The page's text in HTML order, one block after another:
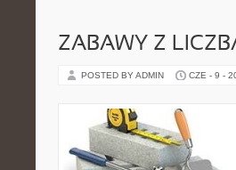
ZABAWY Z
POSTED BY ADMIN CZE - 9 -